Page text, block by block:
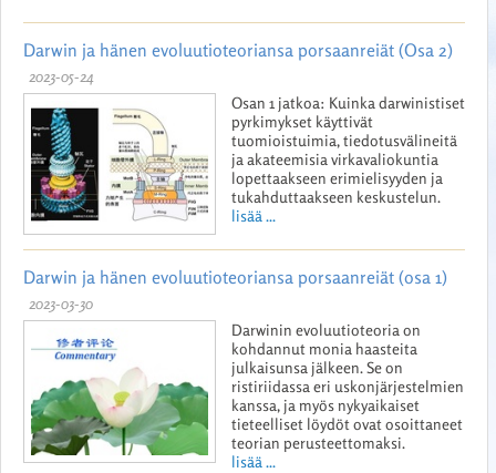
Darwin ja hänen evoluutioteoriansa porsaanreiät (Osa 2)
2023-05-24
Osan 1 jatkoa: Kuinka darwinistiset
pyrkimykset käyttivät
tuomioistuimia, tiedotusvälineitä
ja akateemisia virkavaliokuntia
lopettaakseen erimielisyyden ja
tukahduttaakseen keskustelun.
lisää ...
Darwin ja hänen evoluutioteoriansa porsaanreiät (osa 1)
2023-03-30
Darwinin evoluutioteoria on
kohdannut monia haasteita
julkaisunsa jälkeen. Se on
ristiriidassa eri uskonjärjestelmien
kanssa, ja myös nykyaikaiset
tieteelliset löydöt ovat osoittaneet
teorian perusteettomaksi.
lisää ...